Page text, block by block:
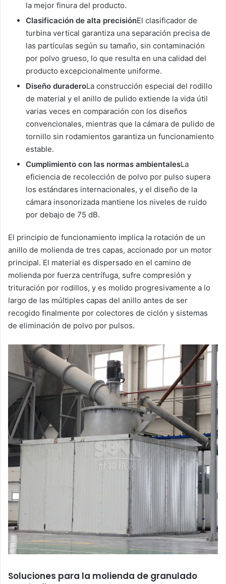
la mejor finura del producto.
Clasificación de alta precisiónEl clasificador de
turbina vertical garantiza una separación precisa de
las partículas según su tamaño, sin contaminación
por polvo grueso, lo que resulta en una calidad del
producto excepcionalmente uniforme.
Diseño duraderoLa construcción especial del rodillo
de material y el anillo de pulido extiende la vida útil
varias veces en comparación con los diseños
convencionales, mientras que la cámara de pulido de
tornillo sin rodamientos garantiza un funcionamiento
estable.
Cumplimiento con las normas ambientalesLa
eficiencia de recolección de polvo por pulso supera
los estándares internacionales, y el diseño de la
cámara insonorizada mantiene los niveles de ruido
por debajo de 75 dB.
El principio de funcionamiento implica la rotación de un
anillo de molienda de tres capas, accionado por un motor
principal. El material es dispersado en el camino de
molienda por fuerza centrífuga, sufre compresión y
trituración por rodillos, y es molido progresivamente a lo
largo de las múltiples capas del anillo antes de ser
recogido finalmente por colectores de ciclón y sistemas
de eliminación de polvo por pulsos.
Soluciones para la molienda de granulado